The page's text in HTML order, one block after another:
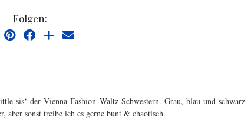
Folgen:
sis‘ der Vienna Fashion Waltz Schwestern. Grau, blau und schwarz
aber sonst treibe ich es gerne bunt & chaotisch.